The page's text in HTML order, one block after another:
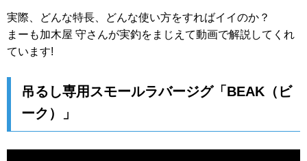
実際、どんな特長、どんな使い方をすればイイのか？
まーも加木屋 守さんが実釣をまじえて動画で解説してくれ
ています!
吊るし専用スモールラバージグ「BEAK（ビ
ーク）」